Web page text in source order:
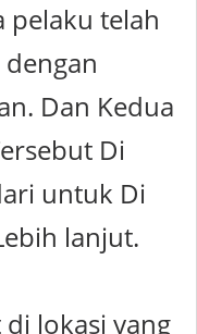
pelaku telah
Dan Kedua
Di
untuk Di
lanjut.
lokasi yang